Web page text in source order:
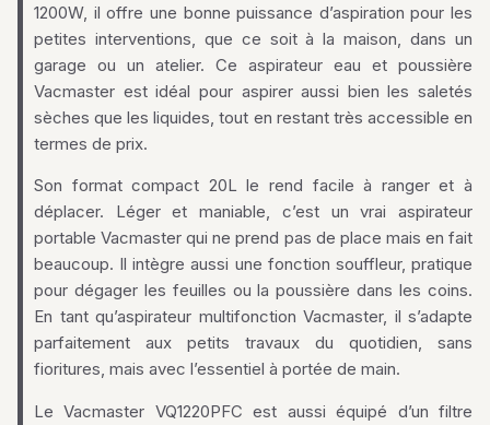
1200W, il offre une bonne puissance d’aspiration pour les
petites interventions, que ce soit à la maison, dans un
garage ou un atelier. Ce aspirateur eau et poussière
Vacmaster est idéal pour aspirer aussi bien les saletés
sèches que les liquides, tout en restant très accessible en
termes de prix.
Son format compact 20L le rend facile à ranger et à
déplacer. Léger et maniable, c’est un vrai aspirateur
portable Vacmaster qui ne prend pas de place mais en fait
beaucoup. Il intègre aussi une fonction souffleur, pratique
pour dégager les feuilles ou la poussière dans les coins.
En tant qu’aspirateur multifonction Vacmaster, il s’adapte
parfaitement aux petits travaux du quotidien, sans
fioritures, mais avec l’essentiel à portée de main.
Le Vacmaster VQ1220PFC est aussi équipé d’un filtre